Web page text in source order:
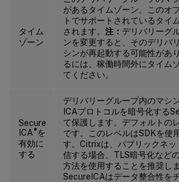
タイム
ゾーン
があるタイムゾーン。このオ
トでサポートされているタイ
されます。 注： デリバリーグ
ンを変更すると、そのデリバ
シンが再起動する可能性があ
るには、稼働時間外にタイム
てください。
Secure
ICA® を
有効に
する
デリバリーグループ内のマシ
ICAプロトコルを暗号化する
て保護します。デフォルトの
です。このレベルはSDKを使
す。Citrixは、パブリックネッ
信する場合、TLS暗号化など
方法を使用することを推奨し
SecureICAはデータ整合性を